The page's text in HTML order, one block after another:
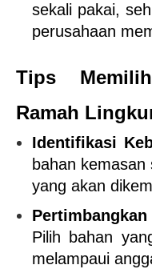
sekali pakai,
perusahaan
Tips
Ramah
Identifikasi
bahan
yang akan
Pilih bahan
melampaui